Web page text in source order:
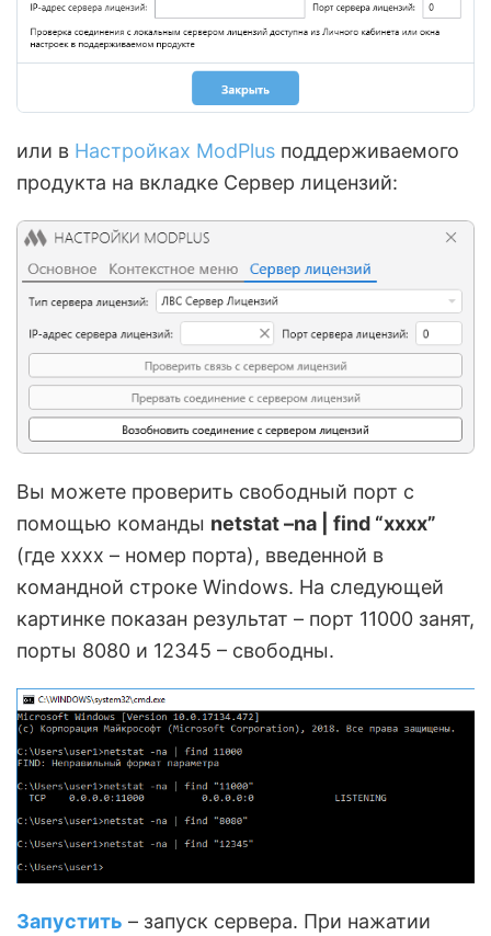
или в Настройках ModPlus поддерживаемого
продукта на вкладке Сервер лицензий:
Вы можете проверить свободный порт с
помощью команды netstat –na | find “xxxx”
(где хххх – номер порта), введенной в
командной строке Windows. На следующей
картинке показан результат – порт 11000 занят,
порты 8080 и 12345 – свободны.
Запустить – запуск сервера. При нажатии